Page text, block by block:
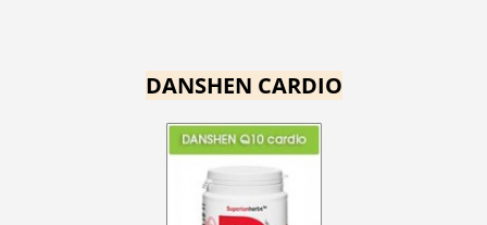
DANSHEN CARDIO